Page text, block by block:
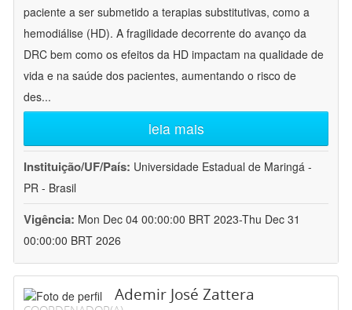
paciente a ser submetido a terapias substitutivas, como a
hemodiálise (HD). A fragilidade decorrente do avanço da
DRC bem como os efeitos da HD impactam na qualidade de
vida e na saúde dos pacientes, aumentando o risco de
des...
leia mais
Instituição/UF/País: Universidade Estadual de Maringá -
PR - Brasil
Vigência: Mon Dec 04 00:00:00 BRT 2023-Thu Dec 31
00:00:00 BRT 2026
Ademir José Zattera